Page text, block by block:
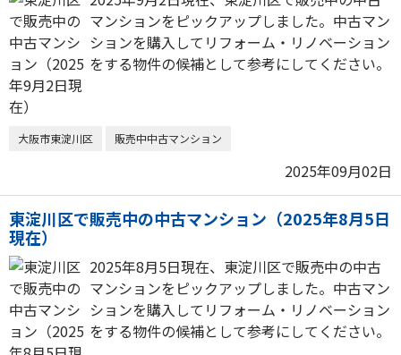
マンションをピックアップしました。中古マン
ションを購入してリフォーム・リノベーション
をする物件の候補として参考にしてください。
大阪市東淀川区 販売中中古マンション
2025年09月02日
東淀川区で販売中の中古マンション（2025年8月5日
現在）
2025年8月5日現在、東淀川区で販売中の中古
マンションをピックアップしました。中古マン
ションを購入してリフォーム・リノベーション
をする物件の候補として参考にしてください。